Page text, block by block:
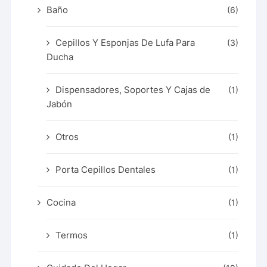
Baño (6)
Cepillos Y Esponjas De Lufa Para
Ducha
(3)
Dispensadores, Soportes Y Cajas de
Jabón
(1)
Otros (1)
Porta Cepillos Dentales (1)
Cocina (1)
Termos (1)